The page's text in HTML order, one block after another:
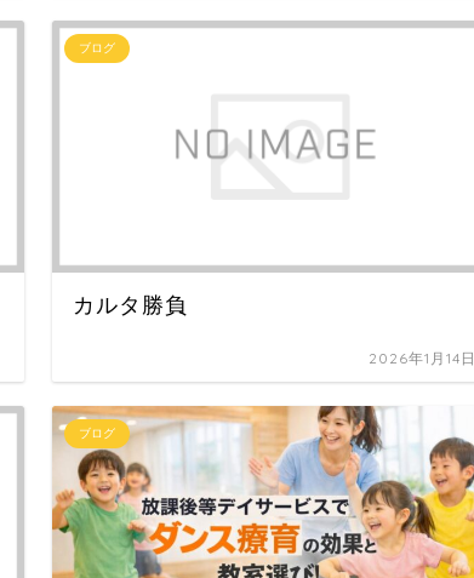
ブログ
カルタ勝負
2026年1月14日
ブログ